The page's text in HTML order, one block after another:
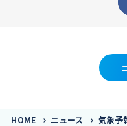
HOME ニュース 気象予